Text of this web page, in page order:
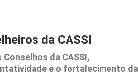
da CASSI
da CASSI,
e o fortalecimento da